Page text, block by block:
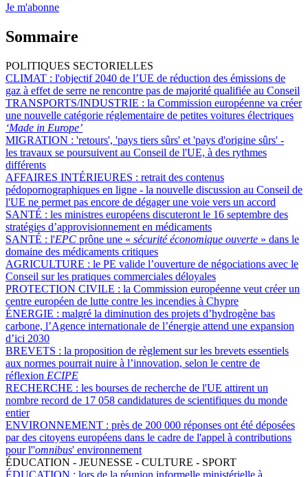
Je m'abonne
Sommaire
POLITIQUES SECTORIELLES
CLIMAT : l'objectif 2040 de l’UE de réduction des émissions de
gaz à effet de serre ne rencontre pas de majorité qualifiée au Conseil
TRANSPORTS/INDUSTRIE : la Commission européenne va créer
une nouvelle catégorie réglementaire de petites voitures électriques
‘Made in Europe’
MIGRATION : 'retours', 'pays tiers sûrs' et 'pays d'origine sûrs' -
les travaux se poursuivent au Conseil de l'UE, à des rythmes
différents
AFFAIRES INTÉRIEURES : retrait des contenus
pédopornographiques en ligne - la nouvelle discussion au Conseil de
l'UE ne permet pas encore de dégager une voie vers un accord
SANTÉ : les ministres européens discuteront le 16 septembre des
stratégies d’approvisionnement en médicaments
SANTÉ : l'EPC prône une « sécurité économique ouverte » dans le
domaine des médicaments critiques
AGRICULTURE : le PE valide l’ouverture de négociations avec le
Conseil sur les pratiques commerciales déloyales
PROTECTION CIVILE : la Commission européenne veut créer un
centre européen de lutte contre les incendies à Chypre
ÉNERGIE : malgré la diminution des projets d’hydrogène bas
carbone, l’Agence internationale de l’énergie attend une expansion
d’ici 2030
BREVETS : la proposition de règlement sur les brevets essentiels
aux normes pourrait nuire à l’innovation, selon le centre de
réflexion ECIPE
RECHERCHE : les bourses de recherche de l'UE attirent un
nombre record de 17 058 candidatures de scientifiques du monde
entier
ENVIRONNEMENT : près de 200 000 réponses ont été déposées
par des citoyens européens dans le cadre de l'appel à contributions
pour l''omnibus' environnement
ÉDUCATION - JEUNESSE - CULTURE - SPORT
ÉDUCATION : lors de la réunion informelle ministérielle à